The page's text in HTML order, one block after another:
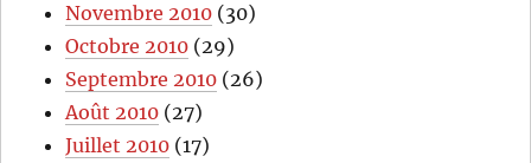
Novembre 2010 (30)
Octobre 2010 (29)
Septembre 2010 (26)
Août 2010 (27)
Juillet 2010 (17)